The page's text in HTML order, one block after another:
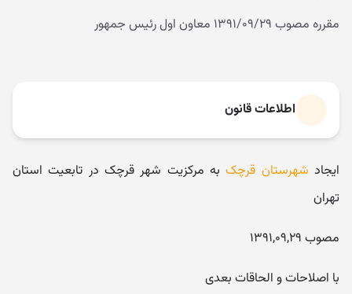
مقرره مصوب ۱۳۹۱/۰۹/۲۹ معاون اول رئیس جمهور
اطلاعات قانون
ایجاد شهرستان قرچکبه مرکزیت شهر قرچک در تابعیت استان
تهران
مصوب ۱۳۹۱,۰۹,۲۹
با اصلاحات و الحاقات بعدی